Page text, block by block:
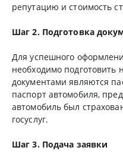
репутацию и стоимость
Шаг 2. Подготовка
Для успешного
необходимо
документами являются
паспорт автомобиля,
автомобиль был
госуслуг.
Шаг 3. Подача заявки